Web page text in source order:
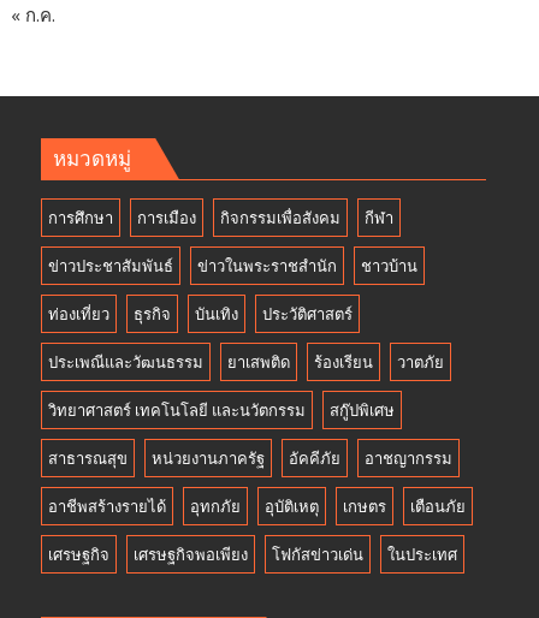
« ก.ค.
หมวดหมู่
การศึกษา การเมือง กิจกรรมเพื่อสังคม กีฬา
ข่าวประชาสัมพันธ์ ข่าวในพระราชสำนัก ชาวบ้าน
ท่องเที่ยว ธุรกิจ บันเทิง ประวัติศาสตร์
ประเพณีและวัฒนธรรม ยาเสพติด ร้องเรียน วาตภัย
วิทยาศาสตร์ เทคโนโลยี และนวัตกรรม สกู๊ปพิเศษ
สาธารณสุข หน่วยงานภาครัฐ อัคคีภัย อาชญากรรม
อาชีพสร้างรายได้ อุทกภัย อุบัติเหตุ เกษตร เตือนภัย
เศรษฐกิจ เศรษฐกิจพอเพียง โฟกัสข่าวเด่น ในประเทศ